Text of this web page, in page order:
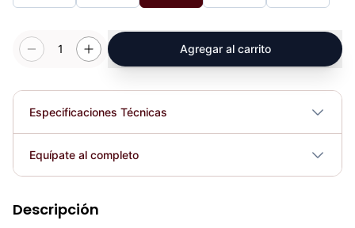
1 Agregar al carrito
Especificaciones Técnicas
Plegable No
Equípate al completo
Descripción